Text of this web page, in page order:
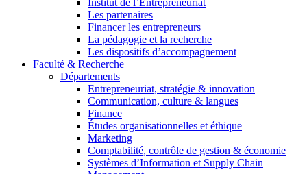
Institut de l’Entrepreneuriat
Les partenaires
Financer les entrepreneurs
La pédagogie et la recherche
Les dispositifs d’accompagnement
Faculté & Recherche
Départements
Entrepreneuriat, stratégie & innovation
Communication, culture & langues
Finance
Études organisationnelles et éthique
Marketing
Comptabilité, contrôle de gestion & économie
Systèmes d’Information et Supply Chain